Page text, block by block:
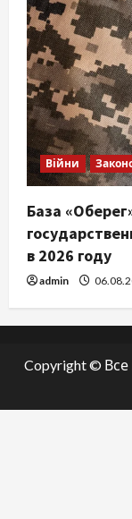
Війни
База
в 2026 году
admin
Copyright ©